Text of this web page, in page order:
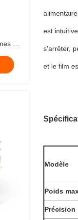
de
est
s'arrêter,
et le film
Modèle
Poids
Précision